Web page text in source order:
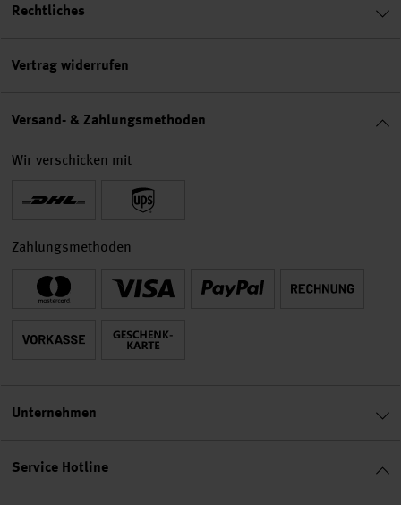
Service Hotline
Rechtliches
Vertrag widerrufen
Versand- & Zahlungsmethoden
Wir verschicken mit
Zahlungsmethoden
Unternehmen